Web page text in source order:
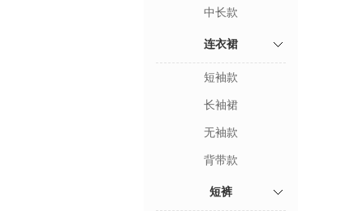
中长款
连衣裙
短袖款
长袖裙
无袖款
背带款
短裤